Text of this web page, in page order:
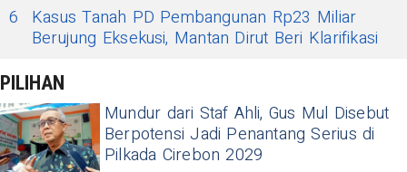
6
Kasus Tanah PD Pembangunan Rp23 Miliar
Berujung Eksekusi, Mantan Dirut Beri Klarifikasi
PILIHAN
Mundur dari Staf Ahli, Gus Mul Disebut
Berpotensi Jadi Penantang Serius di
Pilkada Cirebon 2029